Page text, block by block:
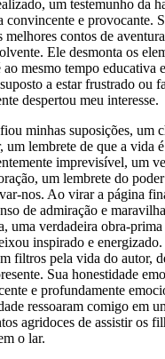
um testemunho da
convincente e provocante.
contos de
Ele desmonta os
ao mesmo tempo educativa
a estar frustrado ou
despertou meu interesse.
minhas suposições, um
um lembrete de que a vida
imprevisível, um
um lembrete do
nos. Ao virar a página
de admiração e
uma verdadeira obra-
inspirado e
filtros pela vida do autor,
Sua honestidade
e profundamente
ressoaram comigo em
agridoces de assistir os
o lar.